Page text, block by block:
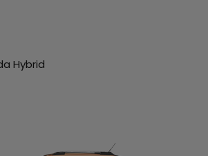
Hybrid